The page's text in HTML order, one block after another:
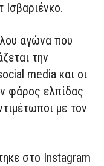
αγώνα που
την
media και οι
φάρος ελπίδας
με τον
στο Instagram